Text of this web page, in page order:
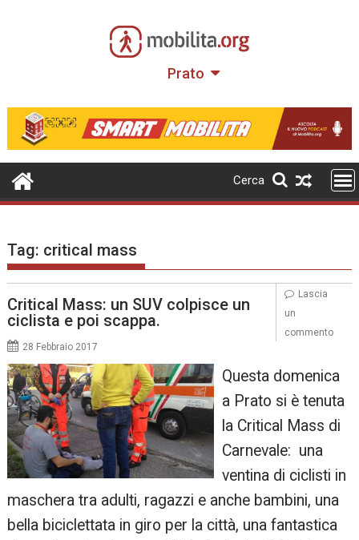
Prato
Cerca
Tag: critical mass
Critical Mass: un SUV colpisce un
ciclista e poi scappa.
28 Febbraio 2017
Questa domenica
a Prato si è tenuta
la Critical Mass di
Carnevale: una
ventina di ciclisti in
maschera tra adulti, ragazzi e anche bambini, una
bella biciclettata in giro per la città, una fantastica
Lascia
un
commento